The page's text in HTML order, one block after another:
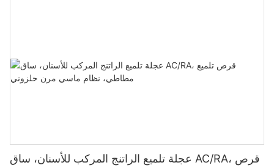
عجلة تلميع الراتنج المركب للأسنان، ساق AC/RA، قرص